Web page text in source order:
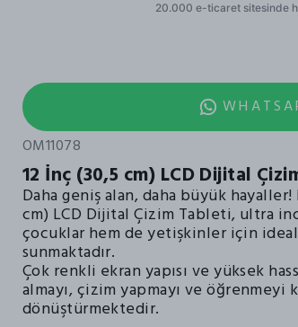
OM11078
12 İnç (30,5 cm) LCD Dijital
Daha geniş alan, daha büyük hayaller!
cm) LCD Dijital Çizim Tableti, ultra
çocuklar hem de yetişkinler için
sunmaktadır.
Çok renkli ekran yapısı ve yüksek
almayı, çizim yapmayı ve
dönüştürmektedir.